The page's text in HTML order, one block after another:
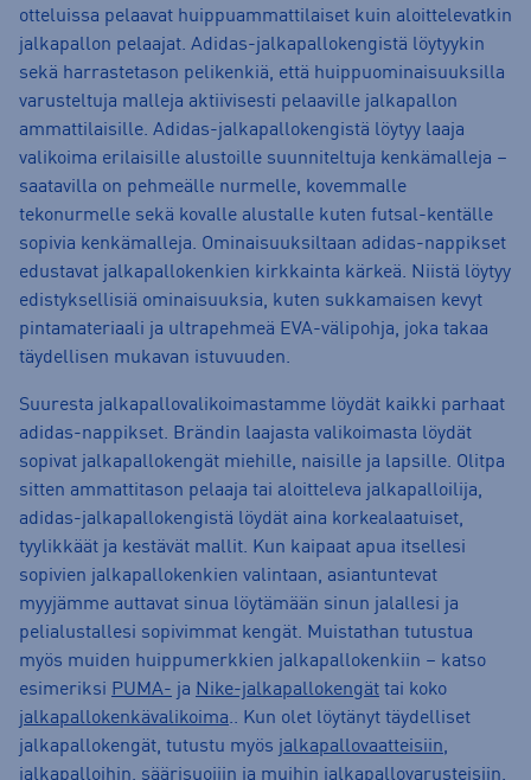
otteluissa pelaavat huippuammattilaiset kuin aloittelevatkin
jalkapallon pelaajat. Adidas-jalkapallokengistä löytyykin
sekä harrastetason pelikenkiä, että huippuominaisuuksilla
varusteltuja malleja aktiivisesti pelaaville jalkapallon
ammattilaisille. Adidas-jalkapallokengistä löytyy laaja
valikoima erilaisille alustoille suunniteltuja kenkämalleja –
saatavilla on pehmeälle nurmelle, kovemmalle
tekonurmelle sekä kovalle alustalle kuten futsal-kentälle
sopivia kenkämalleja. Ominaisuuksiltaan adidas-nappikset
edustavat jalkapallokenkien kirkkainta kärkeä. Niistä löytyy
edistyksellisiä ominaisuuksia, kuten sukkamaisen kevyt
pintamateriaali ja ultrapehmeä EVA-välipohja, joka takaa
täydellisen mukavan istuvuuden.
Suuresta jalkapallovalikoimastamme löydät kaikki parhaat
adidas-nappikset. Brändin laajasta valikoimasta löydät
sopivat jalkapallokengät miehille, naisille ja lapsille. Olitpa
sitten ammattitason pelaaja tai aloitteleva jalkapalloilija,
adidas-jalkapallokengistä löydät aina korkealaatuiset,
tyylikkäät ja kestävät mallit. Kun kaipaat apua itsellesi
sopivien jalkapallokenkien valintaan, asiantuntevat
myyjämme auttavat sinua löytämään sinun jalallesi ja
pelialustallesi sopivimmat kengät. Muistathan tutustua
myös muiden huippumerkkien jalkapallokenkiin – katso
esimeriksi PUMA- ja Nike-jalkapallokengät tai koko
jalkapallokenkävalikoima.. Kun olet löytänyt täydelliset
jalkapallokengät, tutustu myös jalkapallovaatteisiin,
jalkapalloihin, säärisuojiin ja muihin jalkapallovarusteisiin.